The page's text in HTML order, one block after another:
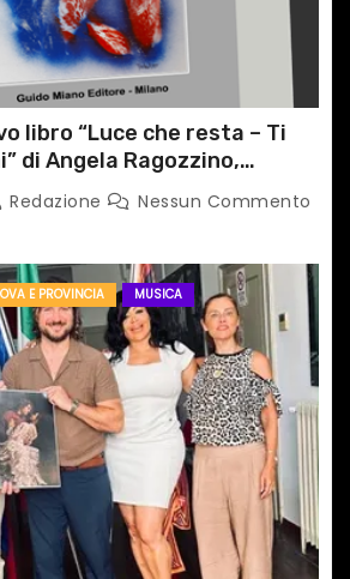
libro “Luce che resta – Ti
di Angela Ragozzino,
di Capua
Redazione Nessun Commento
E PROVINCIA MUSICA